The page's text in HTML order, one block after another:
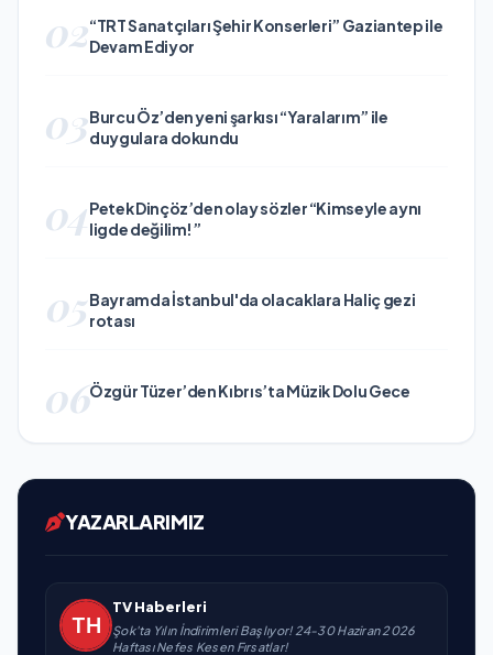
02“TRT Sanatçıları Şehir Konserleri” Gaziantep ile
Devam Ediyor
03Burcu Öz’den yeni şarkısı “Yaralarım” ile
duygulara dokundu
04Petek Dinçöz’den olay sözler “Kimseyle aynı
ligde değilim!”
05Bayramda İstanbul'da olacaklara Haliç gezi
rotası
06Özgür Tüzer’den Kıbrıs’ta Müzik Dolu Gece
YAZARLARIMIZ
TV Haberleri
Şok'ta Yılın İndirimleri Başlıyor! 24-30 Haziran 2026
Haftası Nefes Kesen Fırsatlar!